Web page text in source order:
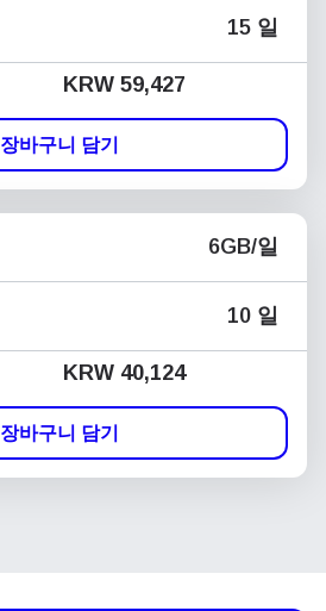
15 일
KRW 59,427
장바구니 담기
6GB/일
10 일
KRW 40,124
장바구니 담기